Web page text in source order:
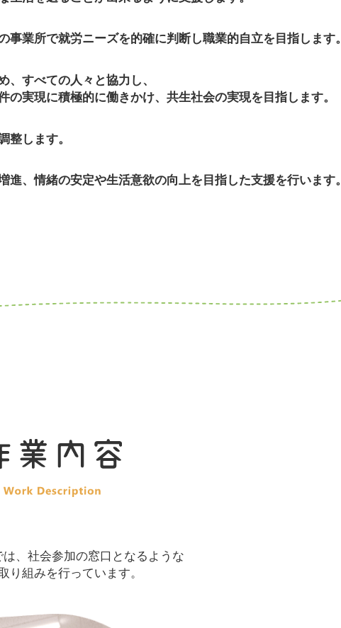
業所で就労ニーズを的確に判断し職業的自立を目指します。
すべての人々と協力し、
実現に積極的に働きかけ、共生社会の実現を目指します。
整します。
、情緒の安定や生活意欲の向上を目指した支援を行います。
は、社会参加の窓口となるような
り組みを行っています。